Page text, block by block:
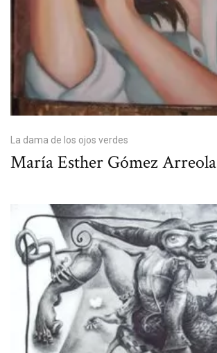
La dama de los ojos verdes
María Esther Gómez Arreola